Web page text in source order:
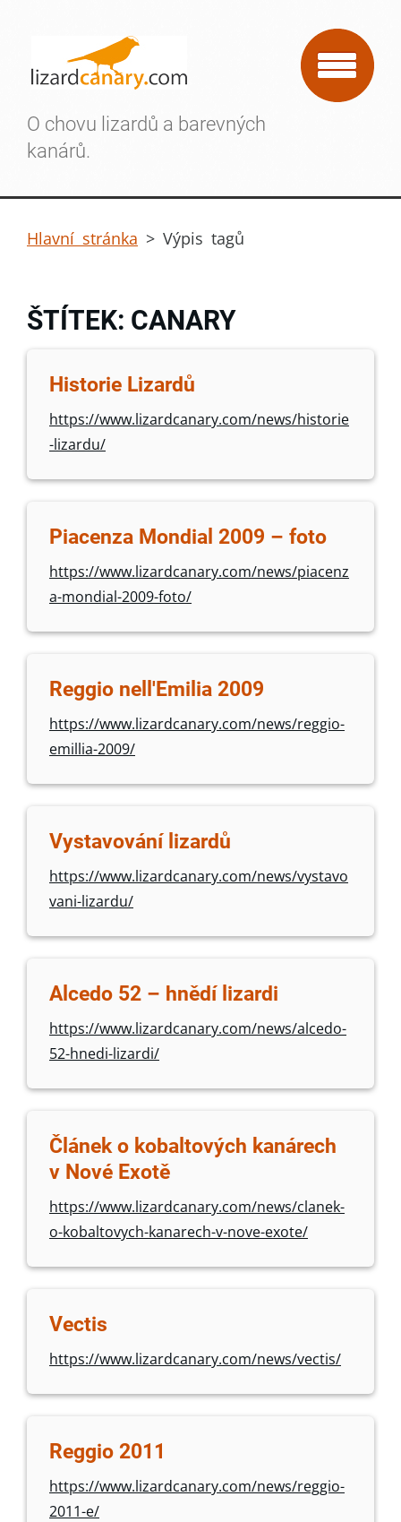
O chovu lizardů a barevných
kanárů.
Hlavní stránka > Výpis tagů
ŠTÍTEK: CANARY
Historie Lizardů
https://www.lizardcanary.com/news/historie
-lizardu/
Piacenza Mondial 2009 – foto
https://www.lizardcanary.com/news/piacenz
a-mondial-2009-foto/
Reggio nell'Emilia 2009
https://www.lizardcanary.com/news/reggio-
emillia-2009/
Vystavování lizardů
https://www.lizardcanary.com/news/vystavo
vani-lizardu/
Alcedo 52 – hnědí lizardi
https://www.lizardcanary.com/news/alcedo-
52-hnedi-lizardi/
Článek o kobaltových kanárech
v Nové Exotě
https://www.lizardcanary.com/news/clanek-
o-kobaltovych-kanarech-v-nove-exote/
Vectis
https://www.lizardcanary.com/news/vectis/
Reggio 2011
https://www.lizardcanary.com/news/reggio-
2011-e/